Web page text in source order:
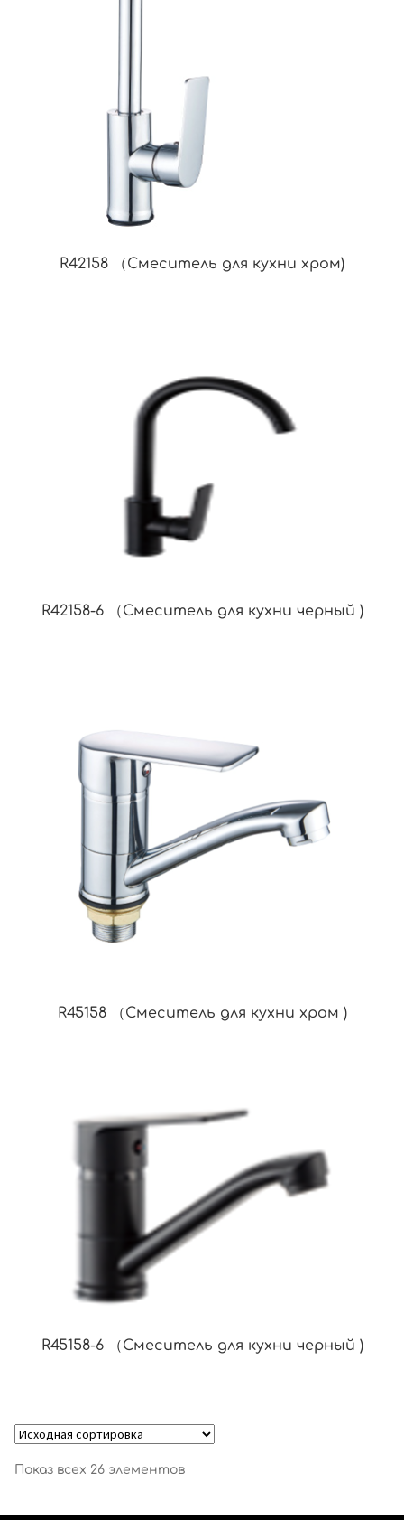
R42158 （Смеситель для кухни хром)
R42158-6 （Смеситель для кухни черный )
R45158 （Смеситель для кухни хром )
R45158-6 （Смеситель для кухни черный )
Показ всех 26 элементов